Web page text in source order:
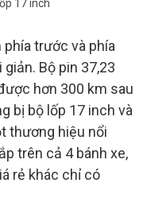
17 inch
phía trước và phía
Bộ pin 37,23
hơn 300 km sau
bị bộ lốp 17 inch và
thương hiệu nổi
trên cả 4 bánh xe,
rẻ khác chỉ có